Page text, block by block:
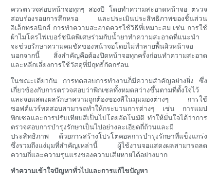
ควรตรวจสอบหน้าจอทุกๆ สองปี โดยทำความสะอาดหน้าจอ ตรวจ
สอบร่องรอยการสึกหรอ และประเมินประสิทธิภาพของชิ้นส่วน
อิเล็กทรอนิกส์ การทำความสะอาดควรใช้วิธีที่เหมาะสม เช่น การใช้
ผ้าไมโครไฟเบอร์ชนิดพิเศษร่วมกับน้ำยาทำความสะอาดที่แนะนำ
จะช่วยรักษาความคมชัดของหน้าจอโดยไม่ทำลายพื้นผิวหน้าจอ
นอกจากนี้ สิ่งสำคัญคือต้องปิดหน้าจอทุกครั้งก่อนทำความสะอาด
และหลีกเลี่ยงการใช้วัสดุที่มีฤทธิ์กัดกร่อน
ในขณะเดียวกัน การทดสอบการทำงานก็มีความสำคัญอย่างยิ่ง ซึ่ง
เกี่ยวข้องกับการตรวจสอบว่าพิกเซลทั้งหมดสว่างขึ้นตามที่ตั้งใจไว้
และจอแสดงผลรักษาความถูกต้องของสีในมุมมองต่างๆ การใช้
ซอฟต์แวร์ทดสอบสามารถทำให้กระบวนการต่างๆ เช่น การแมป
พิกเซลและการปรับเทียบสีเป็นไปโดยอัตโนมัติ ทำให้มั่นใจได้ว่าการ
ตรวจสอบการบำรุงรักษาเป็นไปอย่างละเอียดถี่ถ้วนและมี
ประสิทธิภาพ ด้วยการสร้างโปรโตคอลการบำรุงรักษาที่แข็งแกร่ง
ซึ่งรวมถึงแง่มุมที่สำคัญเหล่านี้ ผู้ใช้งานจอแสดงผลสามารถลด
ความถี่และความรุนแรงของความเสียหายได้อย่างมาก
ทำความเข้าใจปัญหาทั่วไปและการแก้ไขปัญหา